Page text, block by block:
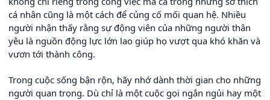
cá nhân cũng là một cách để củng cố mối quan hệ. Nhiều
người nhận thấy rằng sự động viên của những người thân
yêu là nguồn động lực lớn lao giúp họ vượt qua khó khăn và
vươn tới thành công.
Trong cuộc sống bận rộn, hãy nhớ dành thời gian cho những
người quan trọng. Dù chỉ là một cuộc gọi ngắn ngủi hay một